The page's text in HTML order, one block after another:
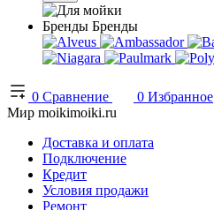
Бренды Бренды
0 Сравнение 0 Избранное
Мир moikimoiki.ru
Доставка и оплата
Подключение
Кредит
Условия продажи
Ремонт